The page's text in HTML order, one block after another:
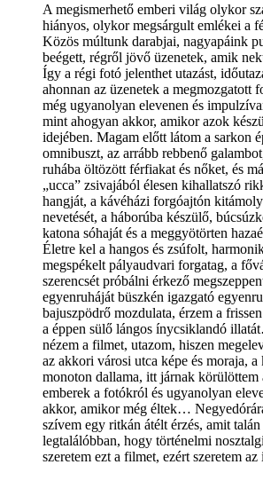
A megismerhető emberi világ olykor
hiányos, olykor megsárgult emlékei a
Közös múltunk darabjai, nagyapáink
beégett, régről jövő üzenetek, amik
Így a régi fotó jelenthet utazást,
ahonnan az üzenetek a megmozgatott
még ugyanolyan elevenen és
mint ahogyan akkor, amikor azok
idejében. Magam előtt látom a sarkon
omnibuszt, az arrább rebbenő
ruhába öltözött férfiakat és nőket, és
„ucca” zsivajából élesen kihallatszó
hangját, a kávéházi forgóajtón
nevetését, a háborúba készülő,
katona sóhaját és a meggyötörten
Életre kel a hangos és zsúfolt,
megspékelt pályaudvari forgatag, a
szerencsét próbálni érkező
egyenruháját büszkén igazgató
bajuszpödrő mozdulata, érzem a
a éppen sülő lángos ínycsiklandó
nézem a filmet, utazom, hiszen
az akkori városi utca képe és moraja,
monoton dallama, itt járnak körülöttem
emberek a fotókról és ugyanolyan
akkor, amikor még éltek…
szívem egy ritkán átélt érzés, amit
legtalálóbban, hogy történelmi
szeretem ezt a filmet, ezért szeretem